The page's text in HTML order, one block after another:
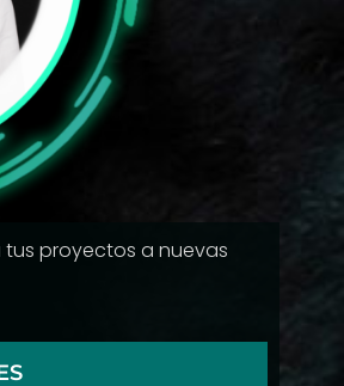
tus proyectos a nuevas